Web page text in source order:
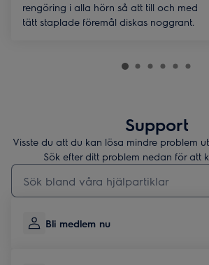
rengöring i alla hörn så att till och med
tätt staplade föremål diskas noggrant.
Support
Visste du att du kan lösa mindre problem
Sök efter ditt problem nedan för att
Skriv här för att söka i supportartiklar
Bli medlem nu